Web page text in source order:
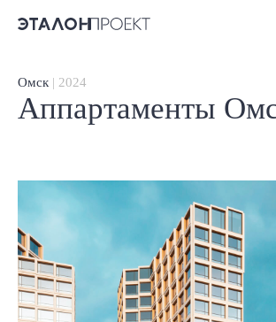
Омск | 2024
Аппартаменты